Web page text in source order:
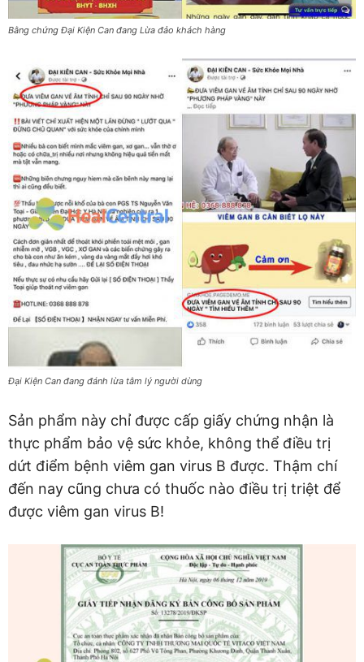
Bằng chứng Đại Kiện Can đang Lừa đảo khách hàng
Đại Kiện Can đang đánh lừa tâm lý người dùng
Sản phẩm này chỉ được cấp giấy chứng nhận là
thực phẩm bảo vệ sức khỏe, không thể điều trị
dứt điểm bệnh viêm gan virus B được. Thậm chí
đến nay cũng chưa có thuốc nào điều trị triệt để
được viêm gan virus B!